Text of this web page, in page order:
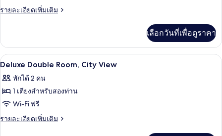
รายละเอียดเพิ่มเติม
ราย
เกี่ยว
กับ
Panoramic
Suite
เลือกวันที่เพื่อดูราคา
เปิด
ภาพถ่าย
ทั้งหมด
ของ
Deluxe
เครื่องนอนระดับพรีเมียม, มินิบาร์, ตู้นิ
7
Deluxe Double Room, City View
พักได้ 2 คน
1 เตียงสำหรับสองท่าน
Wi-Fi ฟรี
รายละเอียดเพิ่มเติม
ราย